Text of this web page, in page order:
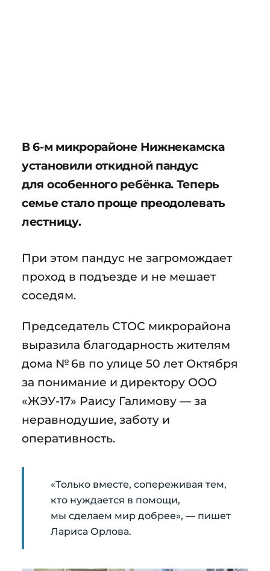
В 6-м микрорайоне Нижнекамска
установили откидной пандус
для особенного ребёнка. Теперь
семье стало проще преодолевать
лестницу.
При этом пандус не загромождает
проход в подъезде и не мешает
соседям.
Председатель СТОС микрорайона
выразила благодарность жителям
дома № 6в по улице 50 лет Октября
за понимание и директору ООО
«ЖЭУ-17» Раису Галимову — за
неравнодушие, заботу и
оперативность.
«Только вместе, сопереживая тем,
кто нуждается в помощи,
мы сделаем мир добрее», — пишет
Лариса Орлова.